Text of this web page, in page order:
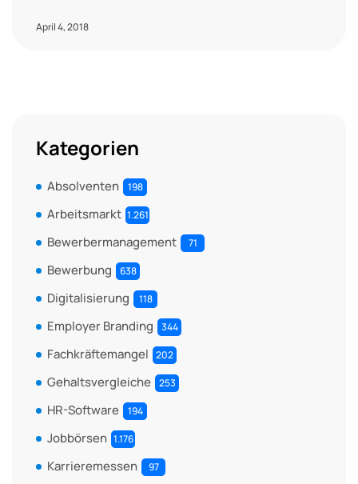
April 4, 2018
Kategorien
Absolventen 198
Arbeitsmarkt 1.261
Bewerbermanagement 71
Bewerbung 638
Digitalisierung 118
Employer Branding 344
Fachkräftemangel 202
Gehaltsvergleiche 253
HR-Software 194
Jobbörsen 1.176
Karrieremessen 97